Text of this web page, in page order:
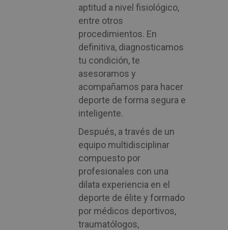
aptitud a nivel fisiológico,
entre otros
procedimientos. En
definitiva, diagnosticamos
tu condición, te
asesoramos y
acompañamos para hacer
deporte de forma segura e
inteligente.
Después, a través de un
equipo multidisciplinar
compuesto por
profesionales con una
dilata experiencia en el
deporte de élite y formado
por médicos deportivos,
traumatólogos,